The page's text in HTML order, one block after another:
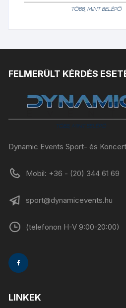
FELMERÜLT KÉRDÉS
Dynamic Events Sport- és
Mobil: +36 - (20) 344 61 69
sport@dynamicevents.hu
(telefonon H-V 9:00-20:00)
LINKEK